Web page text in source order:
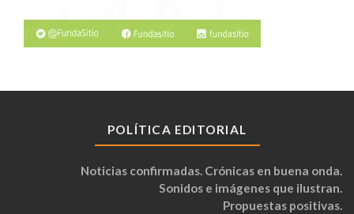
POLÍTICA EDITORIAL
Noticias confirmadas. Crónicas en buena onda.
Sonidos e imágenes que ilustran.
Propuestas positivas.